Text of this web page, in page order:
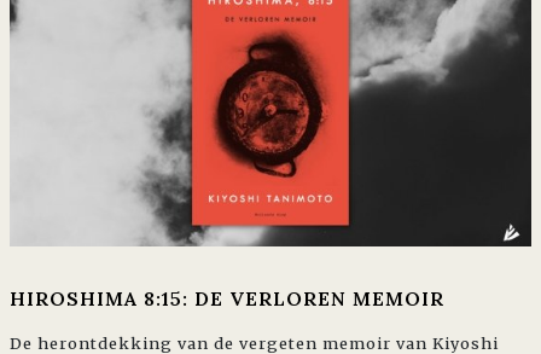
HIROSHIMA 8:15: DE VERLOREN MEMOIR
De herontdekking van de vergeten memoir van Kiyoshi